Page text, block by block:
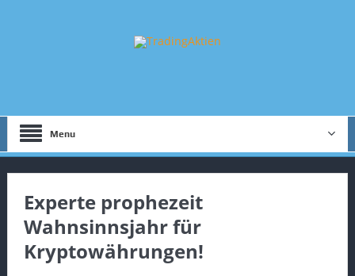
Menu
Experte prophezeit
Wahnsinnsjahr für
Kryptowährungen!